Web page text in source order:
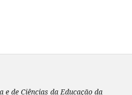
e de Ciências da Educação da